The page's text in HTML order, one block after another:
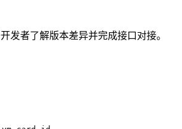
发者了解版本差异并完成接口对接。